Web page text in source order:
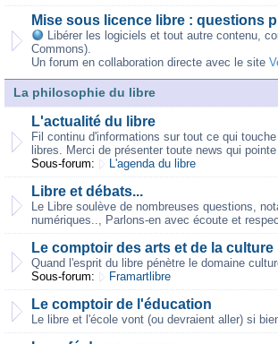
Mise sous licence libre : questions
Libérer les logiciels et tout autre contenu,
Commons).
Un forum en collaboration directe avec le site
La philosophie du libre
L'actualité du libre
Fil continu d'informations sur tout ce qui
libres. Merci de présenter toute news qui
Sous-forum:
L'agenda du libre
Libre et débats...
Le Libre soulève de nombreuses questions,
numériques.., Parlons-en avec écoute et
Le comptoir des arts et de la culture
Quand l'esprit du libre pénètre le domaine
Sous-forum:
Framartlibre
Le comptoir de l'éducation
Le libre et l'école vont (ou devraient aller) si